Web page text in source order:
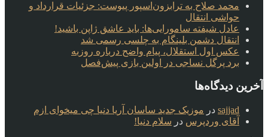
محمد صلاح به ترابزون‌اسپور پیوست: جزئیات قرارداد و
حواشی انتقال
عادل شیفته سامورایی‌ها: باید عاشق ژاپن باشید!
انتقال دشمن بلینگام به چلسی رسمی شد
عکس اول استقلال، پیام واضح درباره روزبه
برد پرگل نساجی در اولین بازی پیش‌فصل
آخرین دیدگاه‌ها
sajjad در موزیک جدید ساسان آریا دنیا چی میخوای ازم
آقای وردپرس در سلام دنیا!